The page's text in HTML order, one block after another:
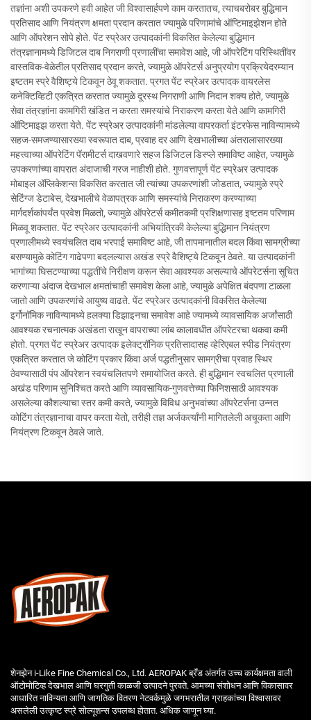
तज्ञांना अशी उपकरणे हवी आहेत जी विश्वासार्हपणे काम करतातच, त्याचबरोबर बुद्धिमान
प्रतिसाद आणि नियंत्रण क्षमता प्रदान करतात ज्यामुळे परिणामांचे ऑप्टिमाइझेशन होते
आणि ऑपरेशन सोपे होते. पेंट स्प्रेअर उत्पादकांनी विकसित केलेल्या बुद्धिमान
तंत्रज्ञानामध्ये डिजिटल दाब निगराणी प्रणालींचा समावेश आहे, जी ऑपरेटिंग परिस्थितींवर
वास्तविक-वेळेतील प्रतिसाद प्रदान करते, ज्यामुळे ऑपरेटर्स अनुप्रयोग प्रक्रियेदरम्यान
इष्टतम स्प्रे वैशिष्ट्ये टिकवून ठेवू शकतात. प्रगत पेंट स्प्रेअर उत्पादक वायरलेस
कनेक्टिव्हिटी एकत्रित करतात ज्यामुळे दूरस्थ निगराणी आणि निदान शक्य होते, ज्यामुळे
सेवा तंत्रज्ञांना कामगिरी खंडित न करता समस्यांचे निराकरण करता येते आणि कामगिरी
ऑप्टिमाइझ करता येते. पेंट स्प्रेअर उत्पादकांनी मांडलेल्या वापरकर्ता इंटरफेस नाविन्यामध्ये
सहज-समजण्यासारख्या स्वरूपात दाब, प्रवाह दर आणि देखभालीच्या अंतरालासारख्या
महत्त्वाच्या ऑपरेटिंग पॅरामीटर्स दाखवणारे सहज डिजिटल डिस्प्ले समाविष्ट आहेत, ज्यामुळे
उपकरणांच्या वापरात अंदाजाची गरज नाहीशी होते. गुणवत्तापूर्ण पेंट स्प्रेअर उत्पादक
मोबाइल अ‍ॅप्लिकेशन्स विकसित करतात जी त्यांच्या उपकरणांशी जोडतात, ज्यामुळे स्प्रे
सेटिंग्ज डेटाबेस, देखभालीचे वेळापत्रक आणि समस्यांचे निराकरण करण्याच्या
मार्गदर्शकांपर्यंत प्रवेश मिळतो, ज्यामुळे ऑपरेटर्स कमीतकमी प्रशिक्षणासह इष्टतम परिणाम
मिळवू शकतात. पेंट स्प्रेअर उत्पादकांनी अभियांत्रिकी केलेल्या बुद्धिमान नियंत्रण
प्रणालीमध्ये स्वयंचलित दाब भरपाई समाविष्ट आहे, जी तापमानातील बदल किंवा सामग्रीच्या
बसण्यामुळे कोटिंग गाढेपणा बदलल्यास अखंड स्प्रे वैशिष्ट्ये टिकवून ठेवते. या उत्पादकांनी
भागांच्या घिसटण्याच्या पद्धतींचे निरीक्षण करून सेवा आवश्यक असल्याचे ऑपरेटर्सना सूचित
करणाऱ्या अंदाज देखभाल क्षमतांचाही समावेश केला आहे, ज्यामुळे अपेक्षित बंदपणा टाळला
जातो आणि उपकरणांचे आयुष्य वाढते. पेंट स्प्रेअर उत्पादकांनी विकसित केलेल्या
इर्गोनॉमिक नाविन्यामध्ये हलक्या डिझाइनचा समावेश आहे ज्यामध्ये व्यावसायिक अर्जांसाठी
आवश्यक रचनात्मक अखंडता राखून वापराच्या लांब कालावधीत ऑपरेटरचा थकवा कमी
होतो. प्रगत पेंट स्प्रेअर उत्पादक इलेक्ट्रॉनिक प्रतिसादासह व्हेरिएबल स्पीड नियंत्रण
एकत्रित करतात जे कोटिंग प्रकार किंवा अर्ज पद्धतीनुसार सामग्रीचा प्रवाह स्थिर
ठेवण्यासाठी पंप ऑपरेशन स्वयंचलितपणे समायोजित करते. ही बुद्धिमान स्वचलित प्रणाली
अखंड परिणाम सुनिश्चित करते आणि व्यावसायिक-गुणवत्तेच्या फिनिशसाठी आवश्यक
असलेल्या कौशल्याचा स्तर कमी करते, ज्यामुळे विविध अनुभवांच्या ऑपरेटर्सना उन्नत
कोटिंग तंत्रज्ञानाचा वापर करता येतो, तरीही तज्ञ अर्जकर्त्यांनी मागितलेली अचूकता आणि
नियंत्रण टिकवून ठेवले जाते.
शेनझेन i-Like Fine Chemical Co., Ltd. AEROPAK ब्रँड अंतर्गत उच्च कार्यक्षमता वाली
ऑटोमोटिव्ह देखभाल आणि घरगुती काळजी उत्पादने पुरवते. आमच्या संशोधन आणि विकासावर
आधारित नाविन्यता आणि जागतिक वितरण नेटवर्कमुळे जगभरातील ग्राहकांच्या विश्वासावर
असलेली उत्कृष्ट स्प्रे सोल्यूशन्स उपलब्ध होतात. अधिक जाणून घ्या.